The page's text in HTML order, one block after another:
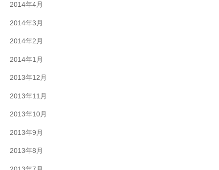
2014年4月
2014年3月
2014年2月
2014年1月
2013年12月
2013年11月
2013年10月
2013年9月
2013年8月